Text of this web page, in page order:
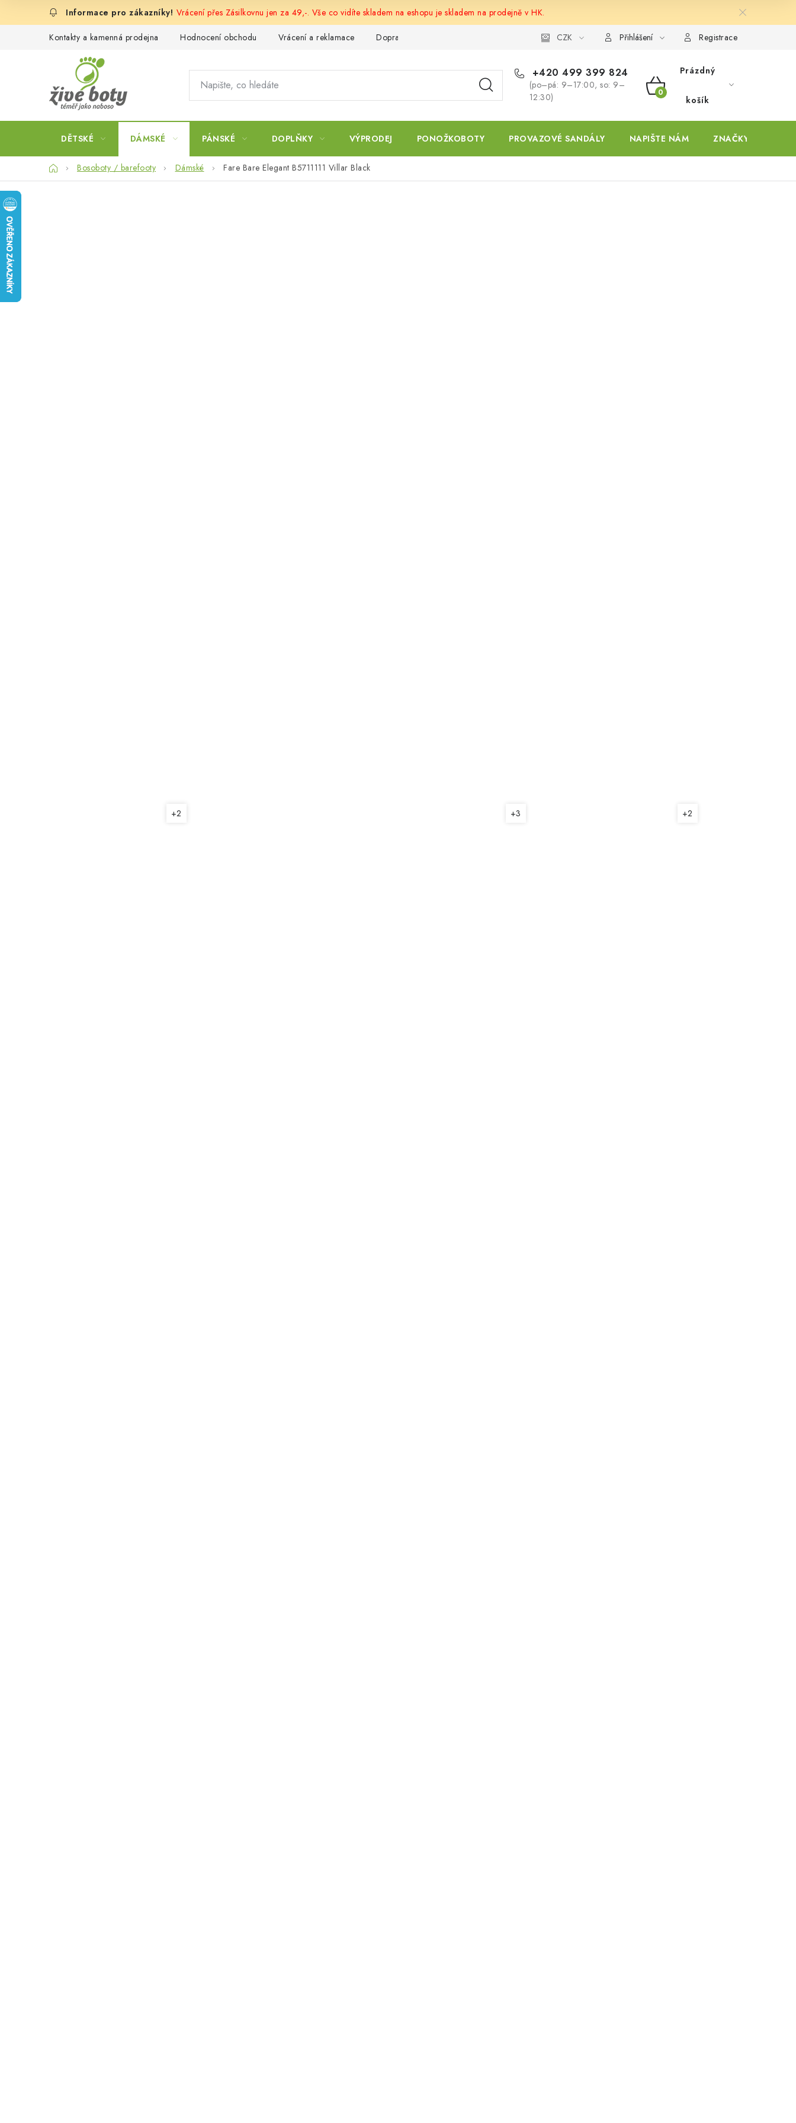
Vrácení přes Zásilkovnu jen za 49,-. Vše co vidíte skladem na eshopu je skladem na prodejně v HK.
Kontakty a kamenná prodejna Hodnocení obchodu Vrácení a reklamace Doprava a platba CZK Přihlášení Registrace
+420 499 399 824
(po–pá: 9–17:00, so: 9–
12:30)
NÁKUPNÍ
KOŠÍK
Prázdný
košík
DĚTSKÉ DÁMSKÉ PÁNSKÉ DOPLŇKY VÝPRODEJ PONOŽKOBOTY PROVAZOVÉ SANDÁLY NAPIŠTE NÁM ZNAČKY
DomůBosoboty / barefooty Dámské Fare Bare Elegant B5711111 Villar Black